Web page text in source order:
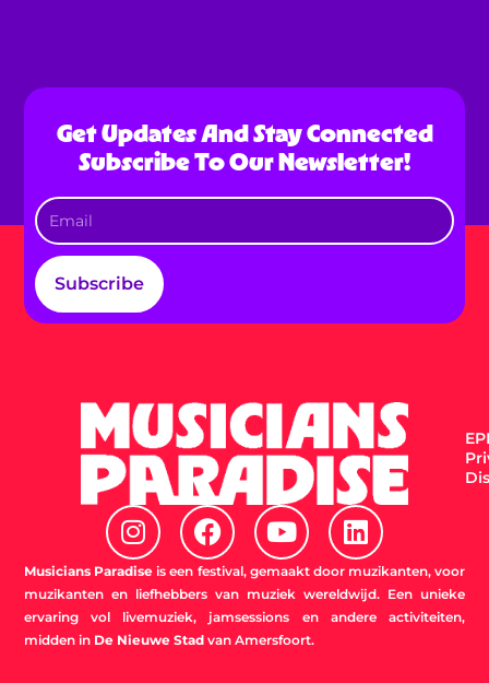
Get Updates And Stay Connected
Subscribe To Our Newsletter!
Subscribe
I
n
s
t
a
g
F
a
c
e
b
o
Y
o
u
t
u
b
L
i
n
k
e
Musicians Paradise is een festival, gemaakt door muzikanten, voor
muzikanten en liefhebbers van muziek wereldwijd. Een unieke
ervaring vol livemuziek, jamsessions en andere activiteiten,
midden in De Nieuwe Stadvan Amersfoort.